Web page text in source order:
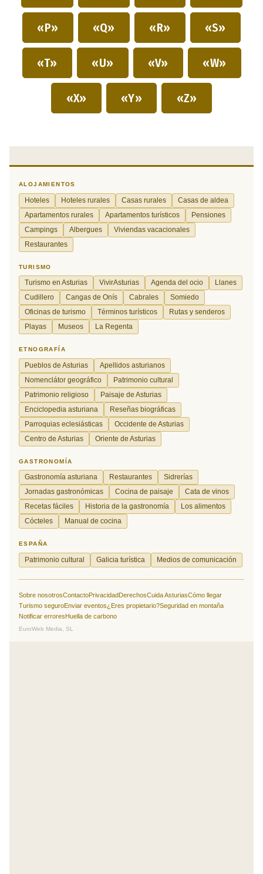
«P» «Q» «R» «S»
«T» «U» «V» «W»
«X» «Y» «Z»